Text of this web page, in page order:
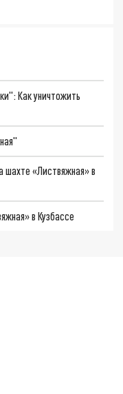
Как уничтожить
шахте «Листвяжная» в
в Кузбассе